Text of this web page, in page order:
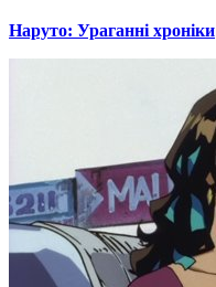
Наруто: Ураганні хроніки